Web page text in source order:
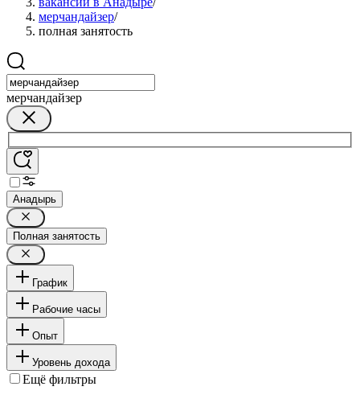
мерчандайзер/
полная занятость
мерчандайзер
Анадырь
Полная занятость
График
Рабочие часы
Опыт
Уровень дохода
Ещё фильтры